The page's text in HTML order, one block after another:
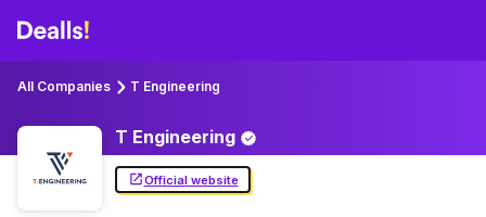
All Companies T Engineering
T Engineering
Official website